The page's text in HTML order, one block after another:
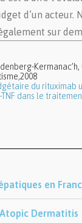
d’un acteur.
sur
du rituximab
dans le
en
Dermatitis